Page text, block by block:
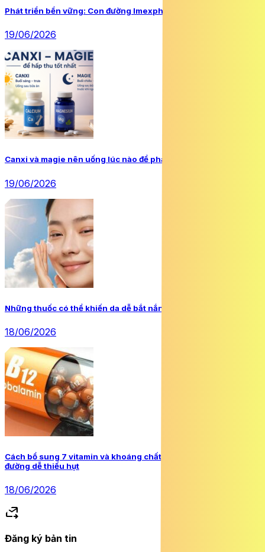
Phát triển bền vững: Con đường Imexpharm đã chọn
19/06/2026
Canxi và magie nên uống lúc nào để phát huy tối đa hiệu quả?
19/06/2026
Những thuốc có thể khiến da dễ bắt nắng hơn
18/06/2026
Cách bổ sung 7 vitamin và khoáng chất người mắc đái tháo
đường dễ thiếu hụt
18/06/2026
forward_to_inbox
Đăng ký bản tin